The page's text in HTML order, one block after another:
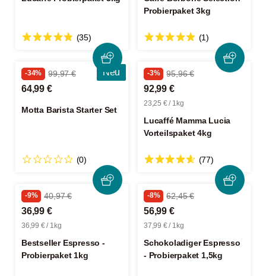
(35)
Probierpaket 3kg
(1)
Neu
-34% 99,97 €
64,99 €
Motta Barista Starter Set
(0)
-3% 95,96 €
92,99 €
23,25 € / 1kg
Lucaffé Mamma Lucia
Vorteilspaket 4kg
(77)
-9% 40,97 €
36,99 €
36,99 € / 1kg
Bestseller Espresso -
Probierpaket 1kg
-8% 62,45 €
56,99 €
37,99 € / 1kg
Schokoladiger Espresso
- Probierpaket 1,5kg